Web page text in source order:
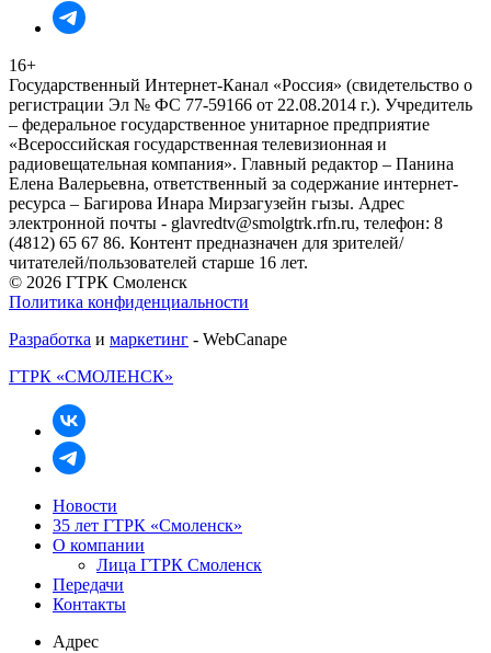
16+
Государственный Интернет-Канал «Россия» (свидетельство о
регистрации Эл № ФС 77-59166 от 22.08.2014 г.). Учредитель
– федеральное государственное унитарное предприятие
«Всероссийская государственная телевизионная и
радиовещательная компания». Главный редактор – Панина
Елена Валерьевна, ответственный за содержание интернет-
ресурса – Багирова Инара Мирзагузейн гызы. Адрес
электронной почты - glavredtv@smolgtrk.rfn.ru, телефон: 8
(4812) 65 67 86. Контент предназначен для зрителей/
читателей/пользователей старше 16 лет.
© 2026 ГТРК Смоленск
Политика конфиденциальности
Разработка и маркетинг - WebCanape
ГТРК «СМОЛЕНСК»
Новости
35 лет ГТРК «Смоленск»
О компании
Лица ГТРК Смоленск
Передачи
Контакты
Адрес